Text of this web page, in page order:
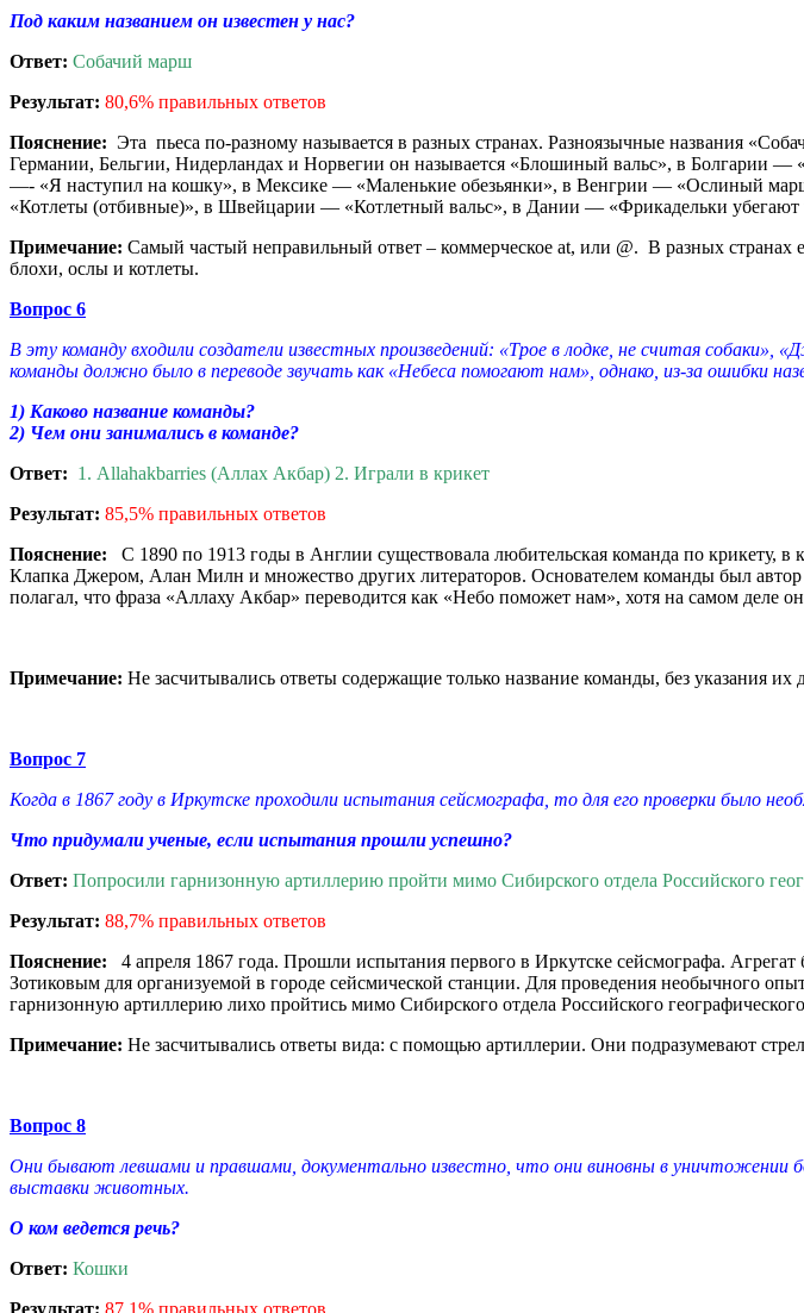
Под каким названием он известен у нас?
Ответ: Собачий марш
Результат: 80,6% правильных ответов
Пояснение: Эта пьеса по-разному называется в разных странах. Разноязычные названия
Германии, Бельгии, Нидерландах и Норвегии он называется «Блошиный вальс», в
—- «Я наступил на кошку», в Мексике — «Маленькие обезьянки», в Венгрии — «Ослиный
«Котлеты (отбивные)», в Швейцарии — «Котлетный вальс», в Дании — «Фрикадельки убегают
Примечание: Самый частый неправильный ответ – коммерческое at, или @. В разных
блохи, ослы и котлеты.
Вопрос 6
В эту команду входили создатели известных произведений: «Трое в лодке, не считая
команды должно было в переводе звучать как «Небеса помогают нам», однако, из-за ошибки
1) Каково название команды?
2) Чем они занимались в команде?
Ответ: 1. Allahakbarries (Аллах Акбар) 2. Играли в крикет
Результат: 85,5% правильных ответов
Пояснение:
С 1890 по 1913 годы в Англии существовала любительская команда по крикету,
Клапка Джером, Алан Милн и множество других литераторов. Основателем команды был
полагал, что фраза «Аллаху Акбар» переводится как «Небо поможет нам», хотя на самом деле
Примечание: Не засчитывались ответы содержащие только название команды, без указания их
Вопрос 7
Когда в 1867 году в Иркутске проходили испытания сейсмографа, то для его проверки было
Что придумали ученые, если испытания прошли успешно?
Ответ: Попросили гарнизонную артиллерию пройти мимо Сибирского отдела Российского
Результат: 88,7% правильных ответов
Пояснение:
4 апреля 1867 года. Прошли испытания первого в Иркутске сейсмографа.
Зотиковым для организуемой в городе сейсмической станции. Для проведения необычного
гарнизонную артиллерию лихо пройтись мимо Сибирского отдела Российского
Примечание: Не засчитывались ответы вида: с помощью артиллерии. Они подразумевают
Вопрос 8
Они бывают левшами и правшами, документально известно, что они виновны в
выставки животных.
О ком ведется речь?
Ответ: Кошки